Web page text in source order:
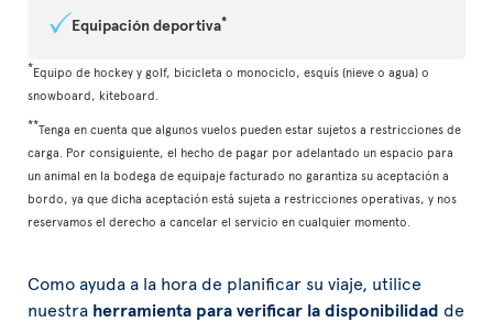
Equipación deportiva*
*Equipo de hockey y golf, bicicleta o monociclo, esquís (nieve o agua) o
snowboard, kiteboard.
**Tenga en cuenta que algunos vuelos pueden estar sujetos a restricciones de
carga. Por consiguiente, el hecho de pagar por adelantado un espacio para
un animal en la bodega de equipaje facturado no garantiza su aceptación a
bordo, ya que dicha aceptación está sujeta a restricciones operativas, y nos
reservamos el derecho a cancelar el servicio en cualquier momento.
Como ayuda a la hora de planificar su viaje, utilice
nuestra herramienta para verificar la disponibilidad de